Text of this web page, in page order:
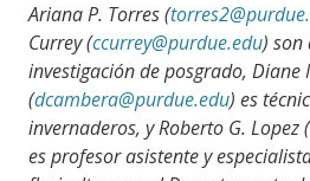
Ariana P. Torres (
Currey (ccurrey@purdue.edu) son
investigación de posgrado, Diane
(dcambera@purdue.edu) es
invernaderos, y Roberto G. Lopez (
es profesor asistente y